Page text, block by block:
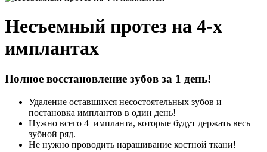
Несъемный протез на 4-х
имплантах
Полное восстановление зубов за 1 день!
Удаление оставшихся несостоятельных зубов и
постановка имплантов в один день!
Нужно всего 4 импланта, которые будут держать весь
зубной ряд.
Не нужно проводить наращивание костной ткани!